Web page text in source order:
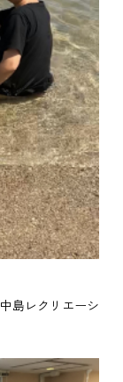
島レクリエーシ